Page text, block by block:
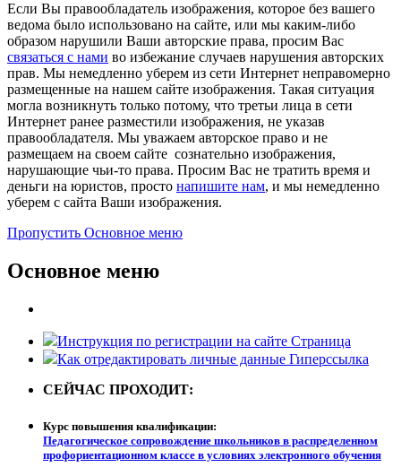
Если Вы правообладатель изображения, которое без вашего
ведома было использовано на сайте, или мы каким-либо
образом нарушили Ваши авторские права, просим Вас
связаться с нами во избежание случаев нарушения авторских
прав. Мы немедленно уберем из сети Интернет неправомерно
размещенные на нашем сайте изображения. Такая ситуация
могла возникнуть только потому, что третьи лица в сети
Интернет ранее разместили изображения, не указав
правообладателя. Мы уважаем авторское право и не
размещаем на своем сайте сознательно изображения,
нарушающие чьи-то права. Просим Вас не тратить время и
деньги на юристов, просто напишите нам, и мы немедленно
уберем с сайта Ваши изображения.
Пропустить Основное меню
Основное меню
Инструкция по регистрации на сайте Страница
Как отредактировать личные данные Гиперссылка
СЕЙЧАС ПРОХОДИТ:
Курс повышения квалификации:
Педагогическое сопровождение школьников в распределенном
профориентационном классе в условиях электронного обучения